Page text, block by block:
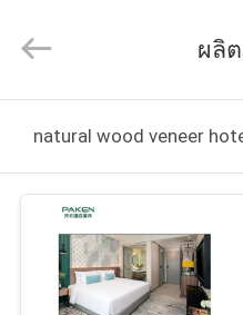
บ้าน
สินค้า
เกี่ยว
Paken
Furniture
All
ผลิ
natural wood veneer